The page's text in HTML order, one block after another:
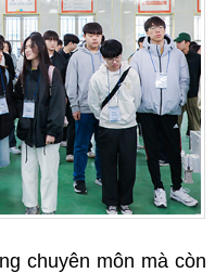
chuyên môn mà còn